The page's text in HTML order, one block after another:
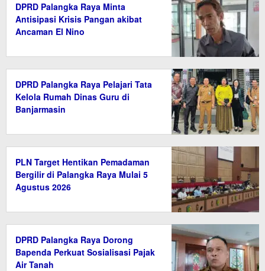
DPRD Palangka Raya Minta
Antisipasi Krisis Pangan akibat
Ancaman El Nino
DPRD Palangka Raya Pelajari Tata
Kelola Rumah Dinas Guru di
Banjarmasin
PLN Target Hentikan Pemadaman
Bergilir di Palangka Raya Mulai 5
Agustus 2026
DPRD Palangka Raya Dorong
Bapenda Perkuat Sosialisasi Pajak
Air Tanah